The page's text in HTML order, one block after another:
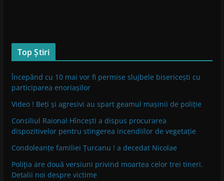
Top Știri
Începând cu 10 mai vor fi permise slujbele bisericești cu
participarea enoriașilor
Video ! Beți și agresivi au spart geamul mașinii de poliție
Consiliul Raional Hîncești a dispus procurarea
dispozitivelor pentru stingerea incendiilor de vegetație
Condoleanțe familiei Țurcanu ! a decedat Nicolae
Poliţia are două versiuni privind moartea celor trei tineri.
Detalii noi despre victime